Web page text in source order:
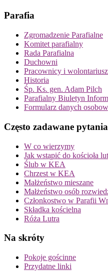
Parafia
Zgromadzenie Parafialne
Komitet parafialny
Rada Parafialna
Duchowni
Pracownicy i
Historia
Śp. Ks. gen. Adam Pilch
Parafialny Biuletyn
Formularz danych
Często zadawane pytania
W co wierzymy
Jak wstąpić do kościoła
Ślub w KEA
Chrzest w KEA
Małżeństwo mieszane
Małżeństwo osób
Członkostwo w Parafii
Składka kościelna
Róża Lutra
Na skróty
Pokoje gościnne
Przydatne linki